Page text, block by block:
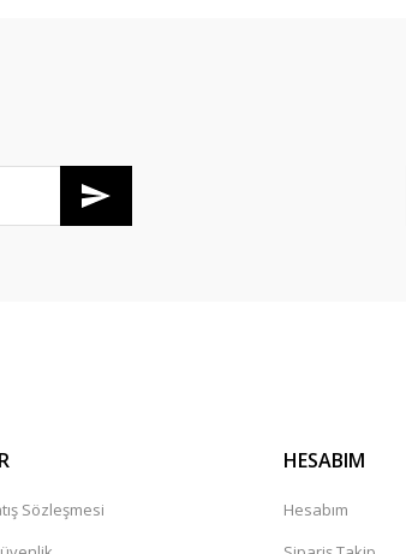
Sözleşmesi
HESABIM
Hesabım